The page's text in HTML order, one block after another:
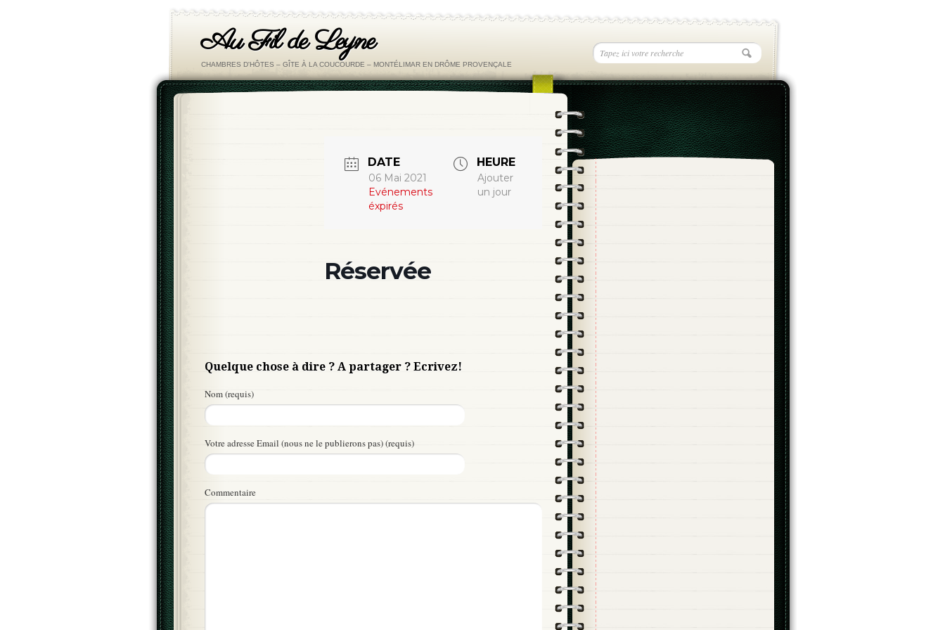
Au Fil de Leyne
CHAMBRES D'HÔTES – GÎTE À LA COUCOURDE – MONTÉLIMAR EN DRÔME PROVENÇALE
DATE
06 Mai 2021
Evénements
éxpirés
HEURE
Ajouter
un jour
Réservée
Quelque chose à dire ? A partager ? Ecrivez!
Nom (requis)
Votre adresse Email (nous ne le publierons pas) (requis)
Commentaire